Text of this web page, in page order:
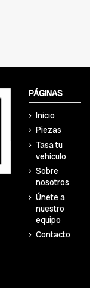
PÁGINAS
Inicio
Piezas
Tasa tu
vehículo
Sobre
nosotros
Únete a
nuestro
equipo
Contacto